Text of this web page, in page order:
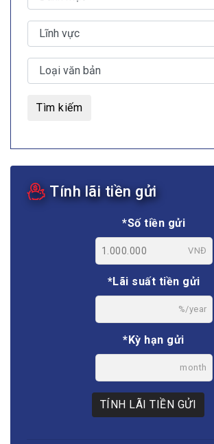
Tìm kiếm
Tính lãi tiền gửi
*Số tiền gửi
VNĐ
*Lãi suất tiền gửi
%/year
*Kỳ hạn gửi
month
TÍNH LÃI TIỀN GỬI